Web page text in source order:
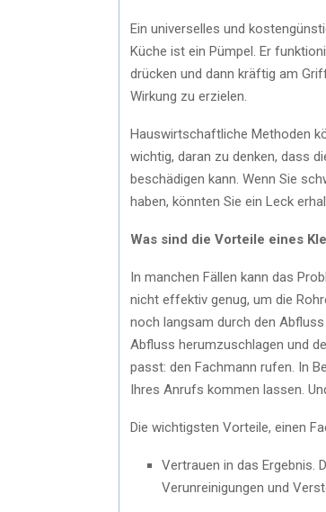
Ein universelles und
Küche ist ein Pümpel. Er
drücken und dann kräftig am
Wirkung zu erzielen.
Hauswirtschaftliche Methoden
wichtig, daran zu denken, dass
beschädigen kann. Wenn Sie
haben, könnten Sie ein Leck
Was sind die Vorteile eines
In manchen Fällen kann das
nicht effektiv genug, um die
noch langsam durch den
Abfluss herumzuschlagen und
passt: den Fachmann rufen. In
Ihres Anrufs kommen lassen.
Die wichtigsten Vorteile, einen
Vertrauen in das Ergebnis.
Verunreinigungen und